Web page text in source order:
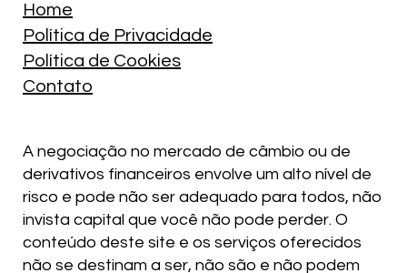
Home
Política de Privacidade
Política de Cookies
Contato
A negociação no mercado de câmbio ou de
derivativos financeiros envolve um alto nível de
risco e pode não ser adequado para todos, não
invista capital que você não pode perder. O
conteúdo deste site e os serviços oferecidos
não se destinam a ser, não são e não podem